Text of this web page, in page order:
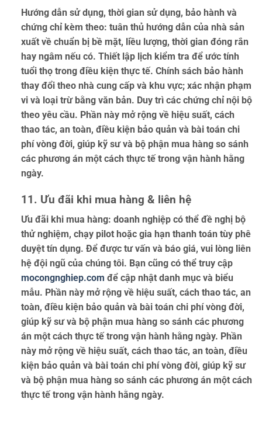
Hướng dẫn sử dụng, thời gian sử dụng, bảo hành và
chứng chỉ kèm theo: tuân thủ hướng dẫn của nhà sản
xuất về chuẩn bị bề mặt, liều lượng, thời gian đóng rắn
hay ngâm nếu có. Thiết lập lịch kiểm tra để ước tính
tuổi thọ trong điều kiện thực tế. Chính sách bảo hành
thay đổi theo nhà cung cấp và khu vực; xác nhận phạm
vi và loại trừ bằng văn bản. Duy trì các chứng chỉ nội bộ
theo yêu cầu. Phần này mở rộng về hiệu suất, cách
thao tác, an toàn, điều kiện bảo quản và bài toán chi
phí vòng đời, giúp kỹ sư và bộ phận mua hàng so sánh
các phương án một cách thực tế trong vận hành hằng
ngày.
11. Ưu đãi khi mua hàng & liên hệ
Ưu đãi khi mua hàng: doanh nghiệp có thể đề nghị bộ
thử nghiệm, chạy pilot hoặc gia hạn thanh toán tùy phê
duyệt tín dụng. Để được tư vấn và báo giá, vui lòng liên
hệ đội ngũ của chúng tôi. Bạn cũng có thể truy cập
mocongnghiep.com để cập nhật danh mục và biểu
mẫu. Phần này mở rộng về hiệu suất, cách thao tác, an
toàn, điều kiện bảo quản và bài toán chi phí vòng đời,
giúp kỹ sư và bộ phận mua hàng so sánh các phương
án một cách thực tế trong vận hành hằng ngày. Phần
này mở rộng về hiệu suất, cách thao tác, an toàn, điều
kiện bảo quản và bài toán chi phí vòng đời, giúp kỹ sư
và bộ phận mua hàng so sánh các phương án một cách
thực tế trong vận hành hằng ngày.